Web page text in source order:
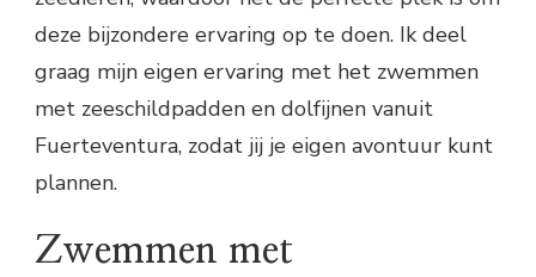
deze bijzondere ervaring op te doen. Ik deel
graag mijn eigen ervaring met het zwemmen
met zeeschildpadden en dolfijnen vanuit
Fuerteventura, zodat jij je eigen avontuur kunt
plannen.
Zwemmen met